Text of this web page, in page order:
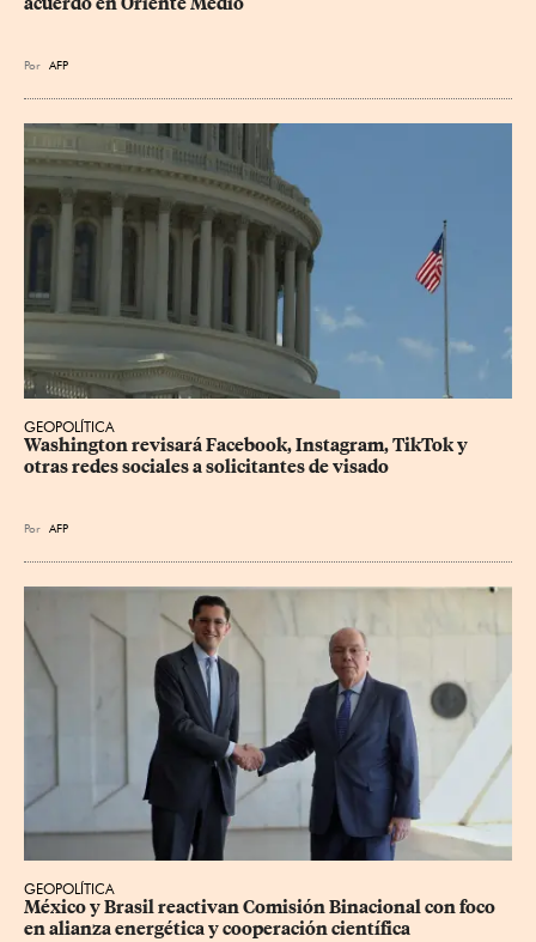
Por AFP
GEOPOLÍTICA
Washington revisará Facebook, Instagram, TikTok y
otras redes sociales a solicitantes de visado
Por AFP
GEOPOLÍTICA
México y Brasil reactivan Comisión Binacional con foco
en alianza energética y cooperación científica